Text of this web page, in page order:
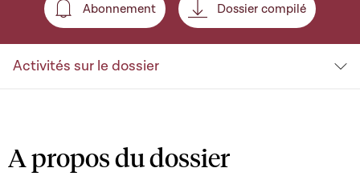
Abonnement
Abonnement Dossier compilé
Activités sur le dossier
A propos du dossier